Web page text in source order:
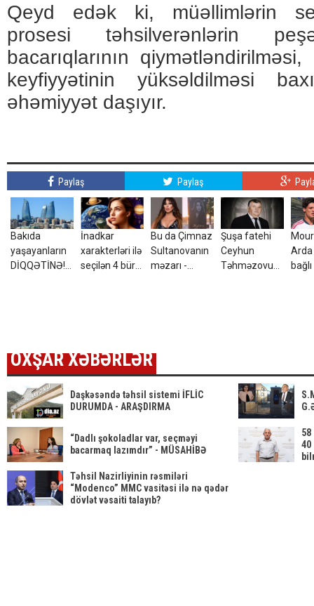
Qeyd edək ki, müəllimlərin
prosesi təhsilverənlərin
bacarıqlarının
keyfiyyətinin yüksəldilməsi
əhəmiyyət daşıyır.
Paylaş Paylaş
Bakıda
yaşayanların
DİQQƏTİNƏ!7
İnadkar
xarakterləri ilə
seçilən 4 bürc:
Bu da Çimnaz
Sultanovanın
məzarı -
Şuşa fatehi
Ceyhun
Təhməzovun
Arda
OXŞAR XƏBƏRLƏR
Daşkəsəndə təhsil sistemi İFLİC
DURUMDA - ARAŞDIRMA
“Dadlı şokoladlar var, seçməyi
bacarmaq lazımdır” - MÜSAHİBƏ
58
40
Təhsil Nazirliyinin rəsmiləri
“Modenco” MMC vasitəsi ilə nə qədər
dövlət vəsaiti talayıb?